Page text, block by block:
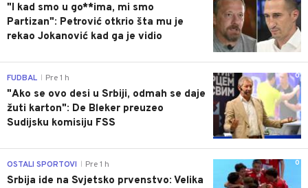
"I kad smo u go**ima, mi smo
Partizan": Petrović otkrio šta mu je
rekao Jokanović kad ga je vidio
0
FUDBAL Pre 1 h
"Ako se ovo desi u Srbiji, odmah se daje
žuti karton": De Bleker preuzeo
Sudijsku komisiju FSS
0
OSTALI SPORTOVI Pre 1 h
Srbija ide na Svjetsko prvenstvo: Velika